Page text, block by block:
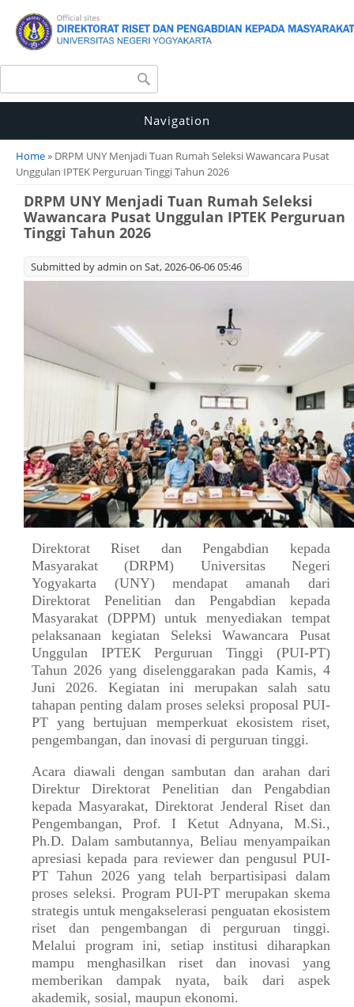
Search form
Navigation
You are here
Home» DRPM UNY Menjadi Tuan Rumah Seleksi Wawancara Pusat
Unggulan IPTEK Perguruan Tinggi Tahun 2026
DRPM UNY Menjadi Tuan Rumah Seleksi
Wawancara Pusat Unggulan IPTEK Perguruan
Tinggi Tahun 2026
Submitted byadmin on Sat, 2026-06-06 05:46
Direktorat Riset dan Pengabdian kepada
Masyarakat (DRPM) Universitas Negeri
Yogyakarta (UNY) mendapat amanah dari
Direktorat Penelitian dan Pengabdian kepada
Masyarakat (DPPM) untuk menyediakan tempat
pelaksanaan kegiatan Seleksi Wawancara Pusat
Unggulan IPTEK Perguruan Tinggi (PUI-PT)
Tahun 2026 yang diselenggarakan pada Kamis, 4
Juni 2026. Kegiatan ini merupakan salah satu
tahapan penting dalam proses seleksi proposal PUI-
PT yang bertujuan memperkuat ekosistem riset,
pengembangan, dan inovasi di perguruan tinggi.
Acara diawali dengan sambutan dan arahan dari
Direktur Direktorat Penelitian dan Pengabdian
kepada Masyarakat, Direktorat Jenderal Riset dan
Pengembangan, Prof. I Ketut Adnyana, M.Si.,
Ph.D. Dalam sambutannya, Beliau menyampaikan
apresiasi kepada para reviewer dan pengusul PUI-
PT Tahun 2026 yang telah berpartisipasi dalam
proses seleksi. Program PUI-PT merupakan skema
strategis untuk mengakselerasi penguatan ekosistem
riset dan pengembangan di perguruan tinggi.
Melalui program ini, setiap institusi diharapkan
mampu menghasilkan riset dan inovasi yang
memberikan dampak nyata, baik dari aspek
akademik, sosial, maupun ekonomi.